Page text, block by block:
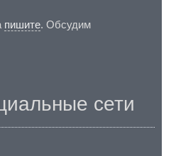
пишите. Обсудим
сети